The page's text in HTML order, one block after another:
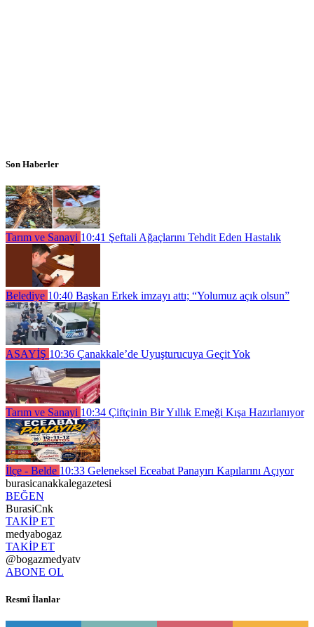
Son Haberler
Tarım ve Sanayi 10:41 Şeftali Ağaçlarını Tehdit Eden Hastalık
Belediye 10:40 Başkan Erkek imzayı attı; “Yolumuz açık olsun”
ASAYİŞ 10:36 Çanakkale’de Uyuşturucuya Geçit Yok
Tarım ve Sanayi 10:34 Çiftçinin Bir Yıllık Emeği Kışa Hazırlanıyor
İlçe - Belde 10:33 Geleneksel Eceabat Panayırı Kapılarını Açıyor
burasicanakkalegazetesi
BEĞEN
BurasiCnk
TAKİP ET
medyabogaz
TAKİP ET
@bogazmedyatv
ABONE OL
Resmî İlanlar